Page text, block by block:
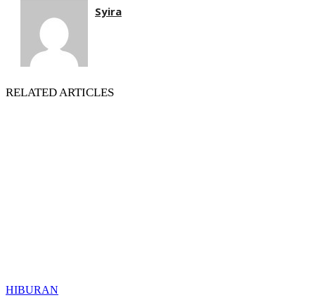
Syira
RELATED ARTICLES
HIBURAN